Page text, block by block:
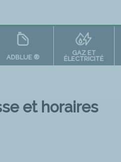
ADBLUE ®
GAZ ET
ÉLECTRICITÉ
et horaires